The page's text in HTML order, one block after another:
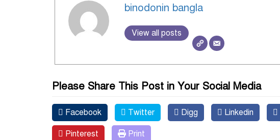
binodonin bangla
View all posts
Please Share This Post in Your Social Media
Facebook Twitter Digg Linkedin
Pinterest Print